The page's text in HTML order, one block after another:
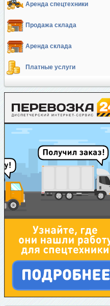
Аренда спецтехники
Продажа склада
Аренда склада
Платные услуги